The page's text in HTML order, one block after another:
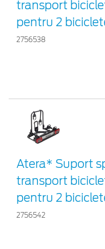
transport
pentru 2
2756538
Atera* Suport
transport
pentru 2
2756542